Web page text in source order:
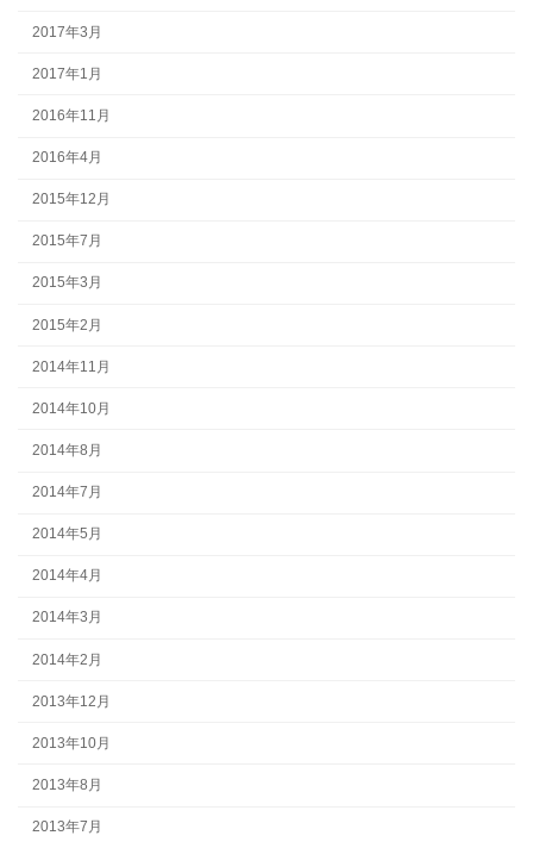
2017年3月
2017年1月
2016年11月
2016年4月
2015年12月
2015年7月
2015年3月
2015年2月
2014年11月
2014年10月
2014年8月
2014年7月
2014年5月
2014年4月
2014年3月
2014年2月
2013年12月
2013年10月
2013年8月
2013年7月